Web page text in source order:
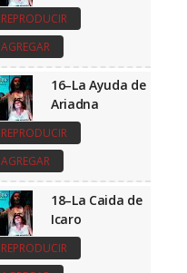
REPRODUCIR
AGREGAR
16–La Ayuda de
Ariadna
REPRODUCIR
AGREGAR
18–La Caida de
Icaro
REPRODUCIR